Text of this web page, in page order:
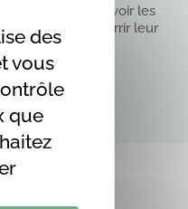
des
vous
que
pour recevoir les
continuer à nourrir leur